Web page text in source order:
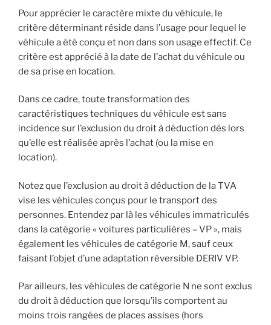
Pour apprécier le caractère mixte du véhicule, le
critère déterminant réside dans l’usage pour lequel le
véhicule a été conçu et non dans son usage effectif. Ce
critère est apprécié à la date de l’achat du véhicule ou
de sa prise en location.
Dans ce cadre, toute transformation des
caractéristiques techniques du véhicule est sans
incidence sur l’exclusion du droit à déduction dès lors
qu’elle est réalisée après l’achat (ou la mise en
location).
Notez que l’exclusion au droit à déduction de la TVA
vise les véhicules conçus pour le transport des
personnes. Entendez par là les véhicules immatriculés
dans la catégorie « voitures particulières – VP », mais
également les véhicules de catégorie M, sauf ceux
faisant l’objet d’une adaptation réversible DERIV VP.
Par ailleurs, les véhicules de catégorie N ne sont exclus
du droit à déduction que lorsqu’ils comportent au
moins trois rangées de places assises (hors